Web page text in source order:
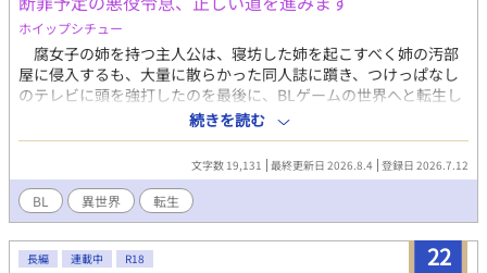
ホイップシチュー
腐女子の姉を持つ主人公は、寝坊した姉を起こすべく姉の汚部
屋に侵入するも、大量に散らかった同人誌に躓き、つけっぱなし
のテレビに頭を強打したのを最後に、BLゲームの世界へと転生し
てしまう____ 転生先はまさかの作品唯一の悪役で、攻略対象を
中心に周りから忌み嫌われる悪役令息、イリス・ネーヴェルアー
ク。 ゲーム内の断罪イベントで死刑を告げられる運命にある彼
は、生きるために姉から聞いた曖昧な情報だけで様々な困難に立
ち向かう____!?
続きを読む
文字数 19,131 最終更新日 2026.8.4 登録日 2026.7.12
BL 異世界 転生
22
長編 連載中 R18